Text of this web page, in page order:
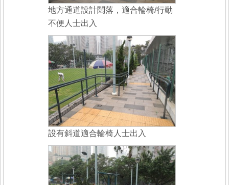
地方通道設計闊落，適合輪椅/行動
不便人士出入
設有斜道適合輪椅人士出入